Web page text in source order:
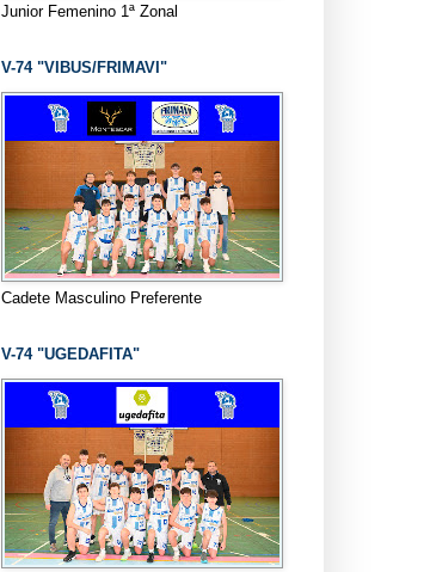
Junior Femenino 1ª Zonal
V-74 "VIBUS/FRIMAVI"
Cadete Masculino Preferente
V-74 "UGEDAFITA"